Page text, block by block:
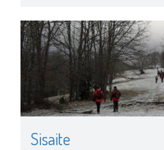
Sisaite